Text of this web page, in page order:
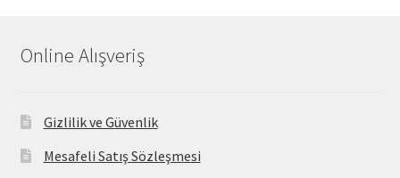
Online Alışveriş
Gizlilik ve Güvenlik
Mesafeli Satış Sözleşmesi